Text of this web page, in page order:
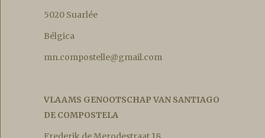
5020 Suarlée
Bélgica
mn.compostelle@gmail.com
VLAAMS GENOOTSCHAP VAN SANTIAGO
DE COMPOSTELA